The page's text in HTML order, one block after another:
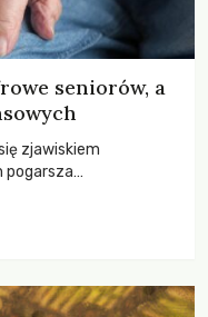
seniorów, a
zjawiskiem
pogarsza